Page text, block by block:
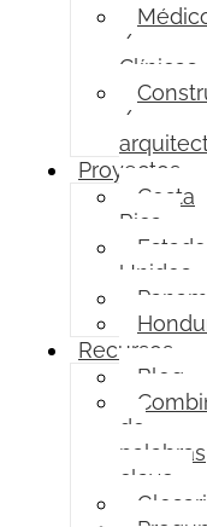
/
Clínicas
/
Proyectos
Costa
Rica
Unidos
Recursos
Blog
de
palabras
clave